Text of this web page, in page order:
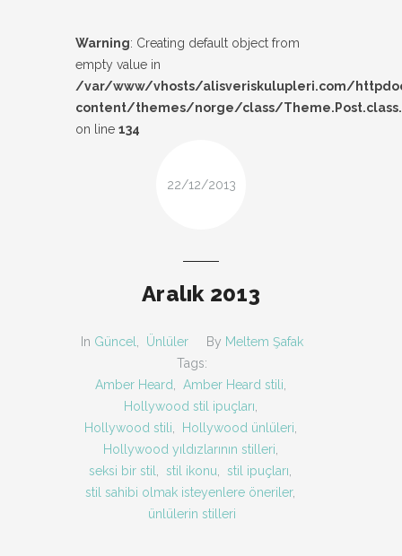
Warning: Creating default object from
empty value in
/var/www/vhosts/alisveriskulupleri.com/
content/themes/norge/class/
on line 134
22/12/2013
Aralık 2013
In Güncel Ünlüler By Meltem Şafak
Tags:
Amber Heard
Amber Heard stili
Hollywood stil ipuçları
Hollywood stili
Hollywood ünlüleri
Hollywood yıldızlarının stilleri
seksi bir stil
stil ikonu stil ipuçları
stil sahibi olmak isteyenlere öneriler,
ünlülerin stilleri